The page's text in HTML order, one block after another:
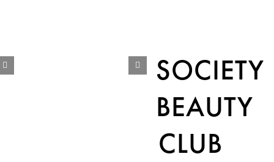
SOCIETY
BEAUTY
CLUB